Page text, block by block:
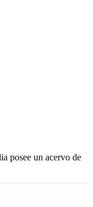
posee un acervo de